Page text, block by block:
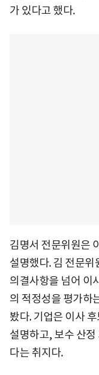
가 있다고 했다.
김명서 전문위원은
설명했다. 김 전문
의결사항을 넘어 이
의 적정성을 평가하
봤다. 기업은 이사
설명하고, 보수 산
다는 취지다.